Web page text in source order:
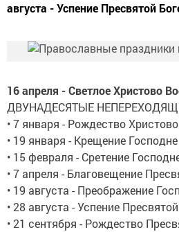
августа - Успение Пресвятой
16 апреля - Светлое Христово
ДВУНАДЕСЯТЫЕ
• 7 января - Рождество Христово
• 19 января - Крещение
• 15 февраля - Сретение
• 7 апреля - Благовещение
• 19 августа - Преображение
• 28 августа - Успение
• 21 сентября - Рождество